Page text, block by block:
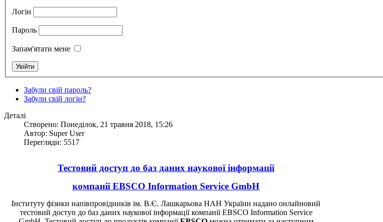
Логін
Пароль
Запам'ятати мене
Забули свій пароль?
Забули свій логін?
Деталі
Створено: Понеділок, 21 травня 2018, 15:26
Автор: Super User
Перегляди: 5517
Тестовий доступ до баз даних наукової інформації
компаніїEBSCO Information Service GmbH
Інституту фізики напівпровідників ім. В.Є. Лашкарьова НАН України надано онлайновий
тестовий доступ до баз даних наукової інформації компаніїEBSCO Information Service